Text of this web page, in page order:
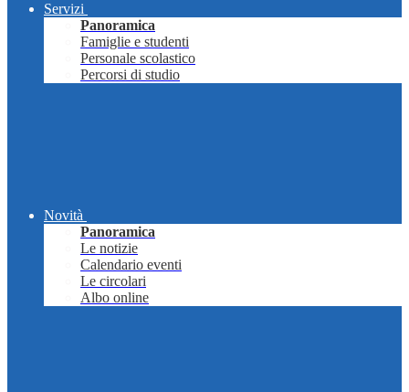
Servizi
Panoramica
Famiglie e studenti
Personale scolastico
Percorsi di studio
Novità
Panoramica
Le notizie
Calendario eventi
Le circolari
Albo online